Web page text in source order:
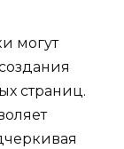
могут
страниц.